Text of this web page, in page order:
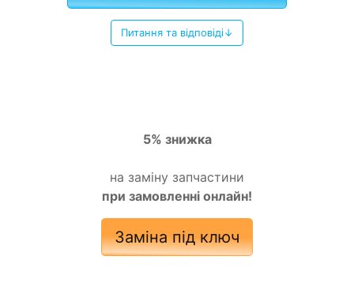
Питання та відповіді↓
5% знижка
на заміну запчастини
при замовленні онлайн!
Заміна під ключ